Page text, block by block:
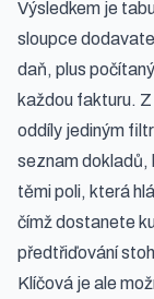
Výsledkem je
sloupce
daň, plus
každou fakturu.
oddíly jediným
seznam dokladů,
těmi poli, která
čímž dostanete
předtřiďování
Klíčová je ale